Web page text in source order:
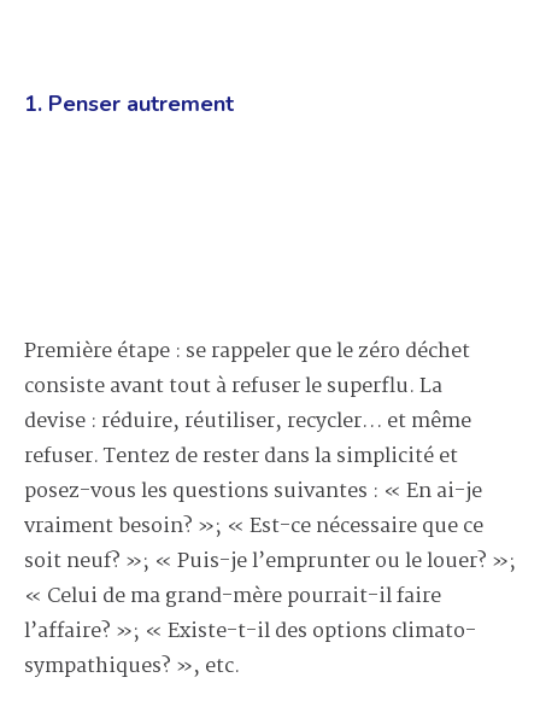
1. Penser autrement
Première étape : se rappeler que le zéro déchet
consiste avant tout à refuser le superflu. La
devise : réduire, réutiliser, recycler… et même
refuser. Tentez de rester dans la simplicité et
posez-vous les questions suivantes : « En ai-je
vraiment besoin? »; « Est-ce nécessaire que ce
soit neuf? »; « Puis-je l’emprunter ou le louer? »;
« Celui de ma grand-mère pourrait-il faire
l’affaire? »; « Existe-t-il des options climato-
sympathiques? », etc.